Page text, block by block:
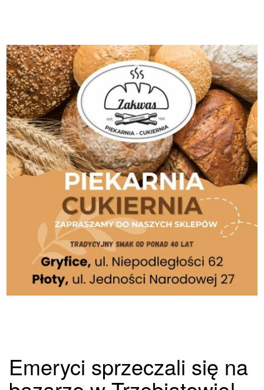
Emeryci sprzeczali się na